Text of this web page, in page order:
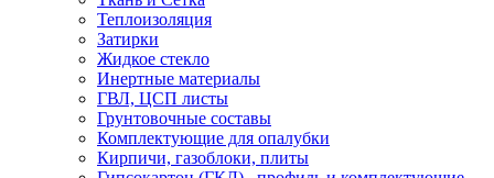
Теплоизоляция
Затирки
Жидкое стекло
Инертные материалы
ГВЛ, ЦСП листы
Грунтовочные составы
Комплектующие для опалубки
Кирпичи, газоблоки, плиты